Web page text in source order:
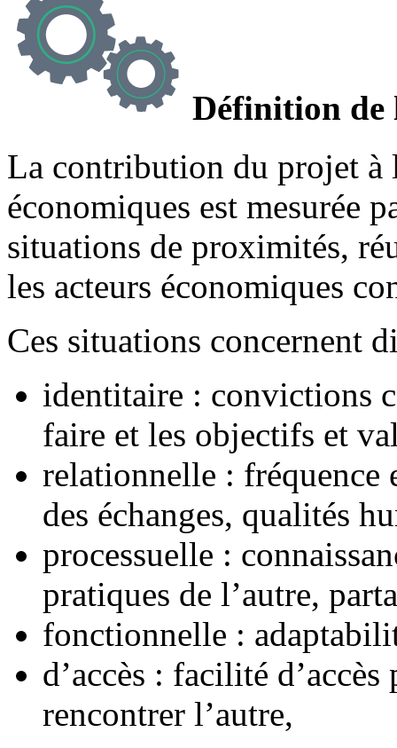
Définition
La contribution du projet
économiques est mesurée
situations de proximités,
les acteurs économiques
Ces situations concernent
identitaire : convictions
faire et les objectifs et
relationnelle : fréquence
des échanges, qualités
processuelle :
pratiques de l’autre,
fonctionnelle :
d’accès : facilité
rencontrer l’autre,